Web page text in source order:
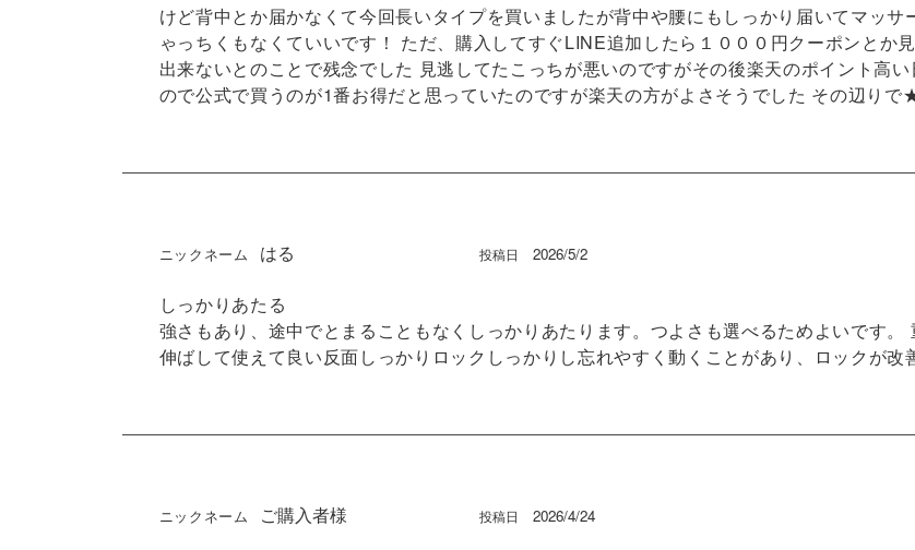
けど背中とか届かなくて今回長いタイプを買いましたが背中や腰にもしっかり届いてマッ
ゃっちくもなくていいです！ ただ、購入してすぐLINE追加したら１０００円クーポンとか
出来ないとのことで残念でした 見逃してたこっちが悪いのですがその後楽天のポイント高
ので公式で買うのが1番お得だと思っていたのですが楽天の方がよさそうでした その辺り
はる 投稿日 2026/5/2
しっかりあたる
強さもあり、途中でとまることもなくしっかりあたります。つよさも選べるためよいです。
伸ばして使えて良い反面しっかりロックしっかりし忘れやすく動くことがあり、ロックが改
ご購入者様 投稿日 2026/4/24